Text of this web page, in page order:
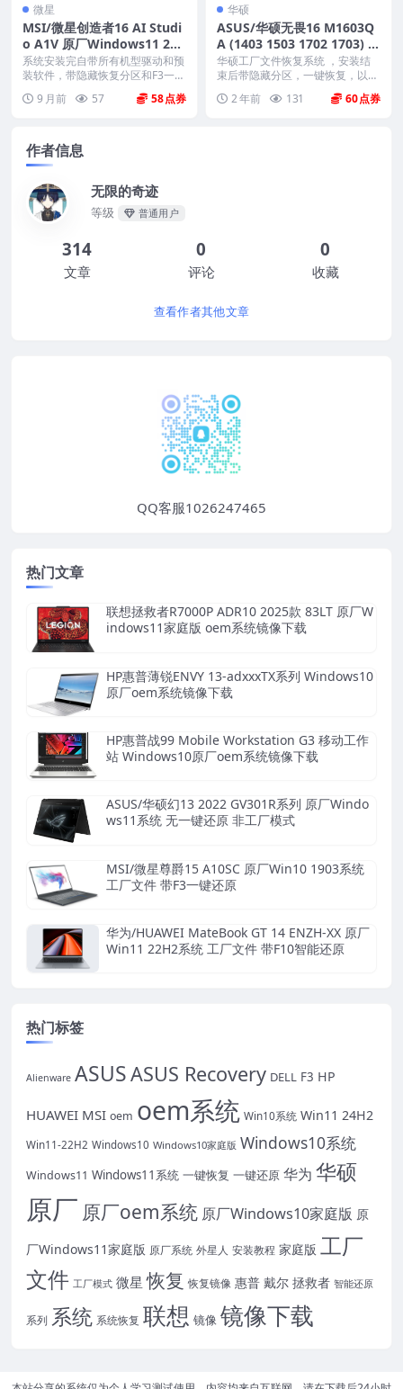
微星
MSI/微星创造者16 AI Studi
o A1V 原厂Windows11 22
H2系统 工厂文件 带F3一键
还原
系统安装完自带所有机型驱动和预
装软件，带隐藏恢复分区和F3一键
9 月前 57 58
华硕
ASUS/华硕无畏16 M1603Q
A (1403 1503 1702 1703) 原
厂Win11系统 工厂文件 带AS
US Recovery恢复
华硕工厂文件恢复系统 ，安装结
束后带隐藏分区，一键恢复，以及
2 年前 131 60
作者信息
无限的奇迹
等级 普通用户
314
文章
0
评论
0
收藏
查看作者其他文章
QQ客服1026247465
热门文章
联想拯救者R7000P ADR10 2025款 83LT 原厂W
indows11家庭版 oem系统镜像下载
HP惠普薄锐ENVY 13-adxxxTX系列 Windows10
原厂oem系统镜像下载
HP惠普战99 Mobile Workstation G3 移动工作
站 Windows10原厂oem系统镜像下载
ASUS/华硕幻13 2022 GV301R系列 原厂Windo
ws11系统 无一键还原 非工厂模式
MSI/微星尊爵15 A10SC 原厂Win10 1903系统
工厂文件 带F3一键还原
华为/HUAWEI MateBook GT 14 ENZH-XX 原厂
Win11 22H2系统 工厂文件 带F10智能还原
热门标签
Alienware ASUSASUS Recovery DELL F3 HP
HUAWEI MSI oem oem系统 Win10系统 Win11 24H2
Win11-22H2 Windows10 Windows10家庭版 Windows10系统
Windows11 Windows11系统 一键恢复 一键还原 华为 华硕
原厂 原厂oem系统 原厂Windows10家庭版 原
厂Windows11家庭版 原厂系统 外星人 安装教程 家庭版 工厂
文件 工厂模式 微星 恢复 恢复镜像 惠普 戴尔 拯救者 智能还原
系列 系统 系统恢复 联想 镜像 镜像下载